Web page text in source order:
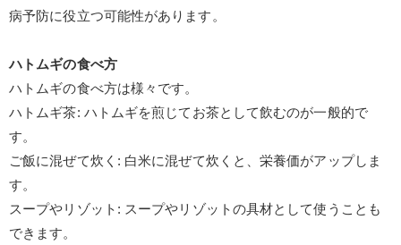
病予防に役立つ可能性があります。
ハトムギの食べ方
ハトムギの食べ方は様々です。
ハトムギ茶: ハトムギを煎じてお茶として飲むのが一般的で
す。
ご飯に混ぜて炊く : 白米に混ぜて炊くと、栄養価がアップしま
す。
スープやリゾット : スープやリゾットの具材として使うことも
できます。